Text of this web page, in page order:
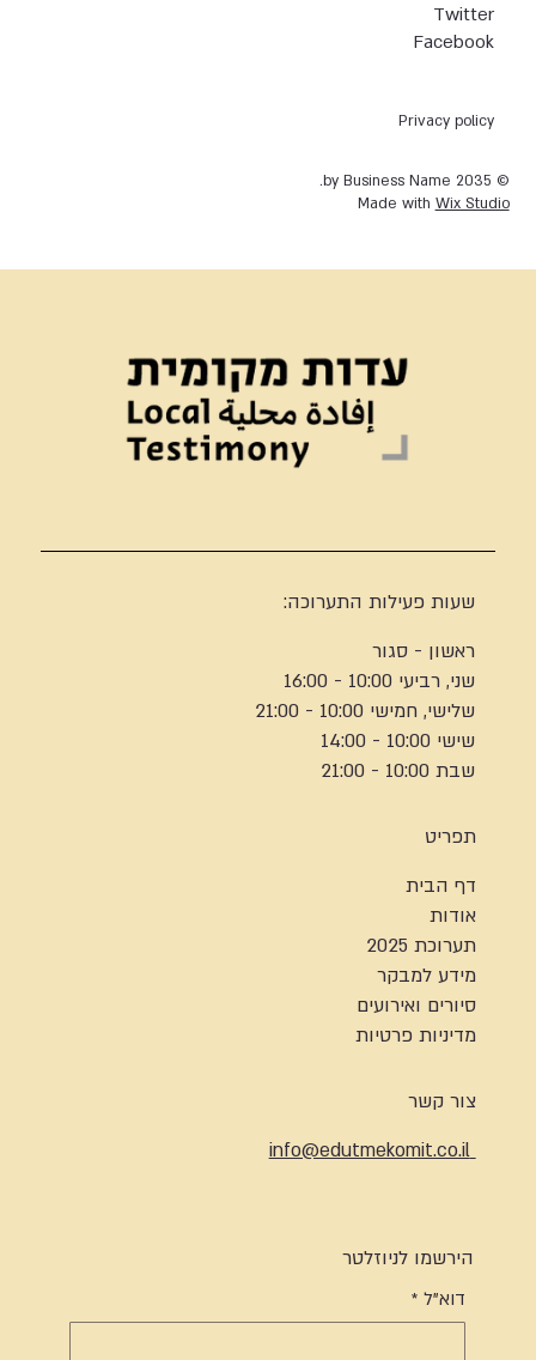
Privacy policy
© 2035 by Business Name.
Made with Wix Studio
Twitter
Facebook
שעות פעילות התערוכה:
ראשון - סגור
שני, רביעי 10:00 - 16:00
שלישי, חמישי 10:00 - 21:00
שישי 10:00 - 14:00
שבת 10:00 - 21:00
תפריט
דף הבית
אודות
תערוכת 2025
מידע למבקר
סיורים ואירועים
מדיניות פרטיות
צור קשר
info@edutmekomit.co.il
הירשמו לניוזלטר
דוא"ל *